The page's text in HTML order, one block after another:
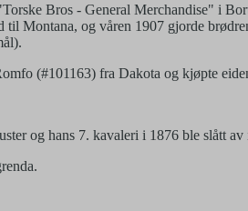
Bros - General Merchandise" i
Montana, og våren 1907 gjorde
(#101163) fra Dakota og kjøpte
og hans 7. kavaleri i 1876 ble slått